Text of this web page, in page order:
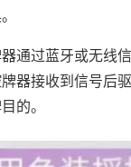
通过蓝牙或无线
器接收到信号后
的。